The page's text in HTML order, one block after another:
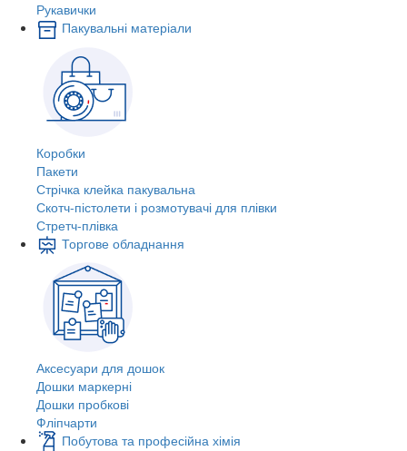
Рукавички
Пакувальні матеріали
Коробки
Пакети
Стрічка клейка пакувальна
Скотч-пістолети і розмотувачі для плівки
Стретч-плівка
Торгове обладнання
Аксесуари для дошок
Дошки маркерні
Дошки пробкові
Фліпчарти
Побутова та професійна хімія